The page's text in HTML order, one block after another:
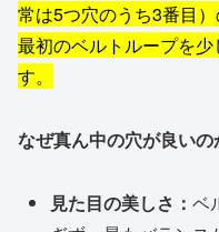
常は5つ穴のうち3番目
最初のベルトループを
す。
なぜ真ん中の穴が良いの
見た目の美しさ：ベ